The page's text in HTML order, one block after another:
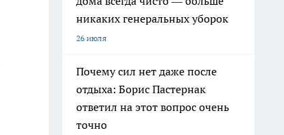
никаких генеральных уборок
26 июля
Почему сил нет даже после
отдыха: Борис Пастернак
ответил на этот вопрос очень
точно